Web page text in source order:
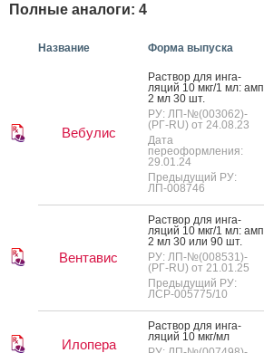
Полные аналоги: 4
Название Форма выпуска
Вебулис
Рас­твор для ин­га­
ляций 10 мкг/1 мл: амп.
2 мл 30 шт.
РУ: ЛП-№(003062)-
(РГ-RU) от 24.08.23
Дата
переоформления:
29.01.24
Предыдущий РУ:
ЛП-008746
Вентавис
Рас­твор для ин­га­
ляций 10 мкг/1 мл: амп.
2 мл 30 или 90 шт.
РУ: ЛП-№(008531)-
(РГ-RU) от 21.01.25
Предыдущий РУ:
ЛСР-005775/10
Илопера
Рас­твор для ин­га­
ляций 10 мкг/мл